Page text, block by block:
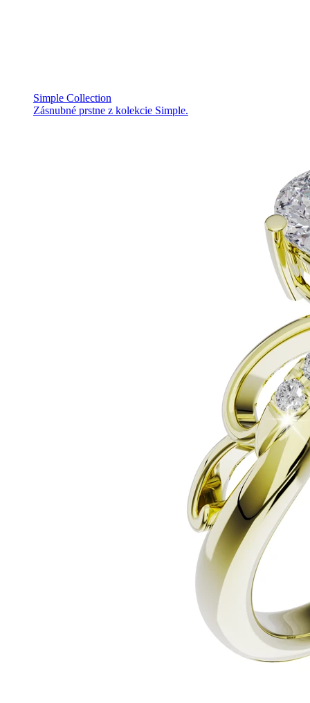
Simple Collection
Zásnubné prstne z kolekcie Simple.